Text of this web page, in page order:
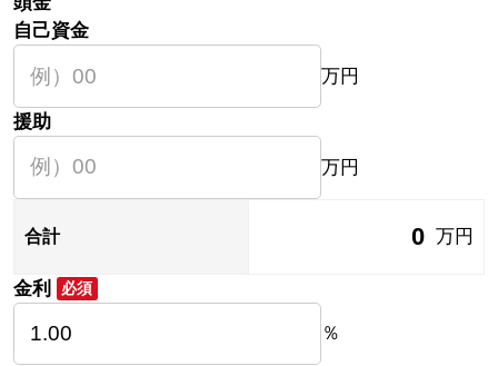
自己資金
万円
援助
万円
合計 0 万円
金利 必須
％